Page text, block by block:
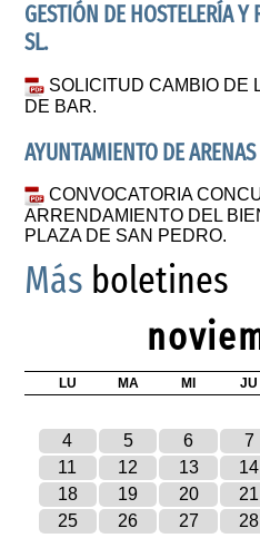
GESTIÓN DE HOSTELERÍA Y
SL.
SOLICITUD CAMBIO DE
DE BAR.
AYUNTAMIENTO DE
CONVOCATORIA
ARRENDAMIENTO DEL
PLAZA DE SAN PEDRO.
Más boletines
LU MA MI JU
4
5 6 7
11
12 13 14
18
19 20 21
25
26 27 28